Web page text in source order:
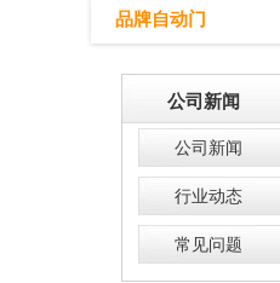
品牌自动门
公司新闻
公司新闻
行业动态
常见问题